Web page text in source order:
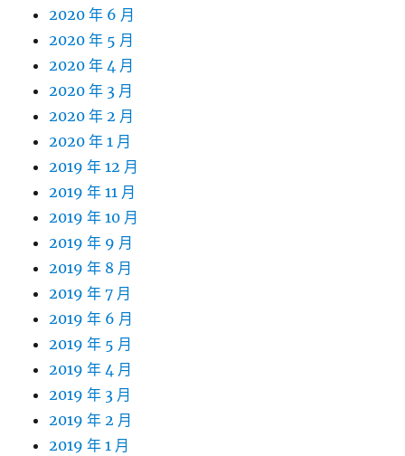
2020 年 6 月
2020 年 5 月
2020 年 4 月
2020 年 3 月
2020 年 2 月
2020 年 1 月
2019 年 12 月
2019 年 11 月
2019 年 10 月
2019 年 9 月
2019 年 8 月
2019 年 7 月
2019 年 6 月
2019 年 5 月
2019 年 4 月
2019 年 3 月
2019 年 2 月
2019 年 1 月